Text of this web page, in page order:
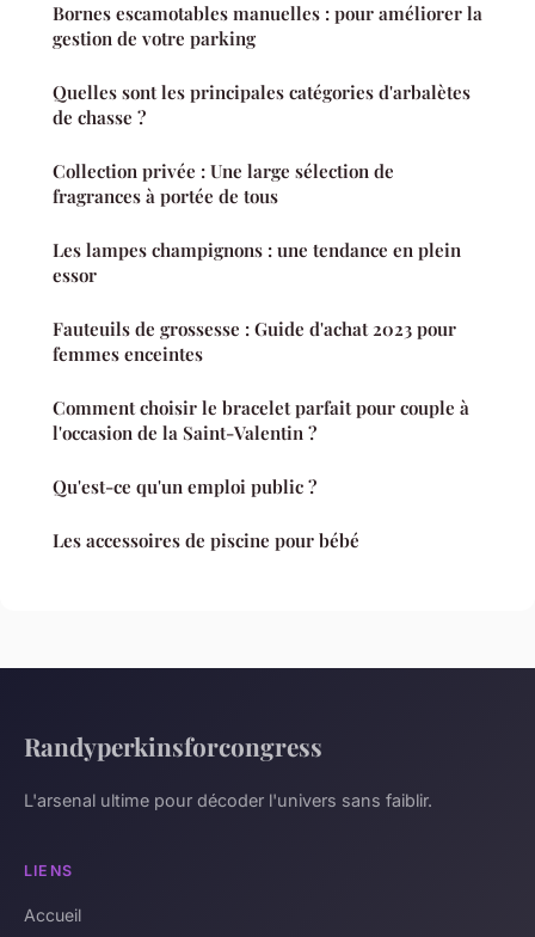
Bornes escamotables manuelles : pour améliorer la
gestion de votre parking
Quelles sont les principales catégories d'arbalètes
de chasse ?
Collection privée : Une large sélection de
fragrances à portée de tous
Les lampes champignons : une tendance en plein
essor
Fauteuils de grossesse : Guide d'achat 2023 pour
femmes enceintes
Comment choisir le bracelet parfait pour couple à
l'occasion de la Saint-Valentin ?
Qu'est-ce qu'un emploi public ?
Les accessoires de piscine pour bébé
Randyperkinsforcongress
L'arsenal ultime pour décoder l'univers sans faiblir.
LIENS
Accueil